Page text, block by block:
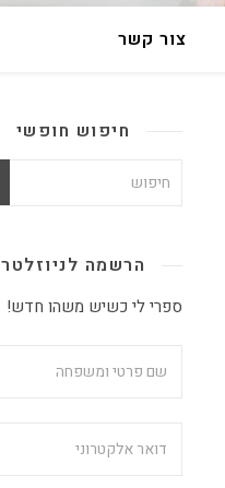
צור קשר
חיפוש חופשי
הרשמה לניוזלטר
ספרי לי כשיש משהו חדש!